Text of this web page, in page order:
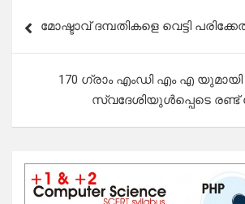
navigation
മോഷ്ടാവ് ദമ്പതികളെ വെട്ടി
170 ഗ്രാം എംഡി എം എ
സ്വദേശിയുൾപ്പെടെ രണ്ട്